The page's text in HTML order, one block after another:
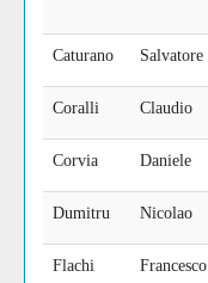
Caturano Salvatore
Coralli Claudio
Corvia Daniele
Dumitru Nicolao
Flachi Francesco